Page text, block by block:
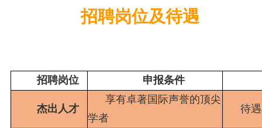
招聘岗位及待遇
招聘岗位 申报条件
杰出人才
享有卓著国际声誉的顶尖
学者
待